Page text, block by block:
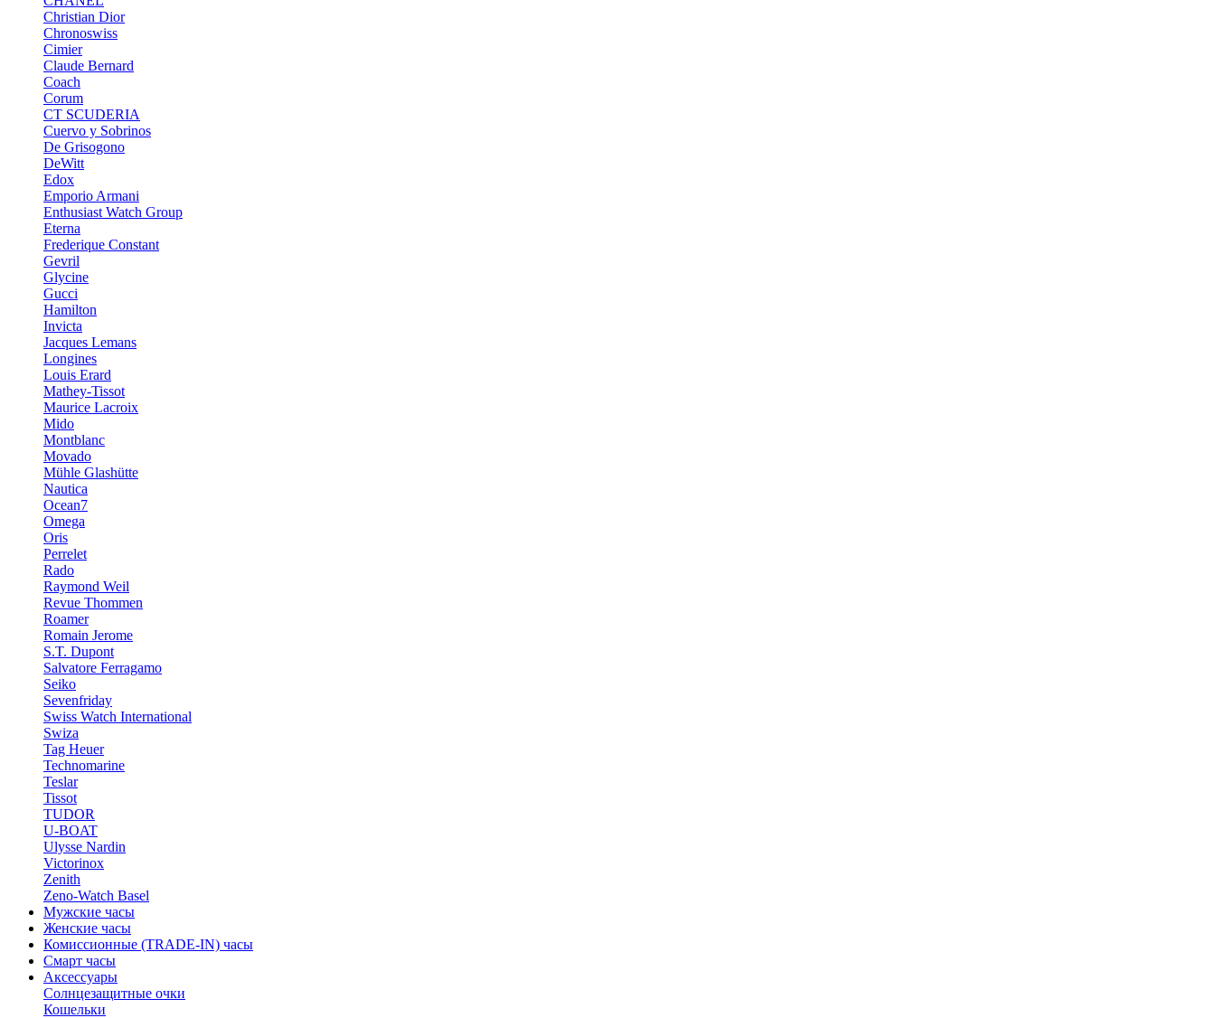
Christian Dior
Chronoswiss
Cimier
Claude Bernard
Coach
Corum
CT SCUDERIA
Cuervo y Sobrinos
De Grisogono
DeWitt
Edox
Emporio Armani
Enthusiast Watch Group
Eterna
Frederique Constant
Gevril
Glycine
Gucci
Hamilton
Invicta
Jacques Lemans
Longines
Louis Erard
Mathey-Tissot
Maurice Lacroix
Mido
Montblanc
Movado
Mühle Glashütte
Nautica
Ocean7
Omega
Oris
Perrelet
Rado
Raymond Weil
Revue Thommen
Roamer
Romain Jerome
S.T. Dupont
Salvatore Ferragamo
Seiko
Sevenfriday
Swiss Watch International
Swiza
Tag Heuer
Technomarine
Teslar
Tissot
TUDOR
U-BOAT
Ulysse Nardin
Victorinox
Zenith
Zeno-Watch Basel
Мужские часы
Женские часы
Комиссионные (TRADE-IN) часы
Смарт часы
Аксессуары
Солнцезащитные очки
Кошельки